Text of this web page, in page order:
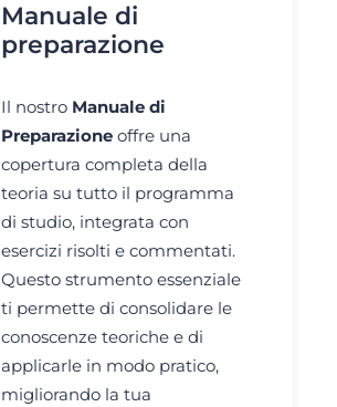
Manuale di
preparazione
Il nostro Manuale di
Preparazione offre una
copertura completa della
teoria su tutto il programma
di studio, integrata con
esercizi risolti e commentati.
Questo strumento essenziale
ti permette di consolidare le
conoscenze teoriche e di
applicarle in modo pratico,
migliorando la tua